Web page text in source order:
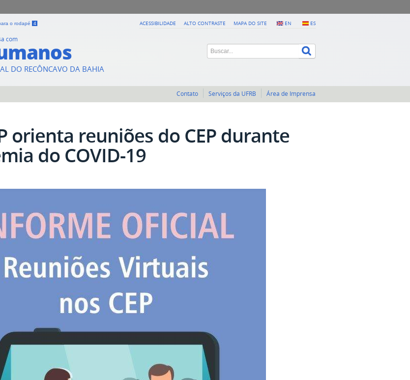
o rodapé 4 EN ES
ACESSIBILIDADE ALTO CONTRASTE MAPA DO SITE
com
DO RECÔNCAVO DA BAHIA
Contato Serviços da UFRB Área de Imprensa
orienta reuniões do CEP durante
do COVID-19